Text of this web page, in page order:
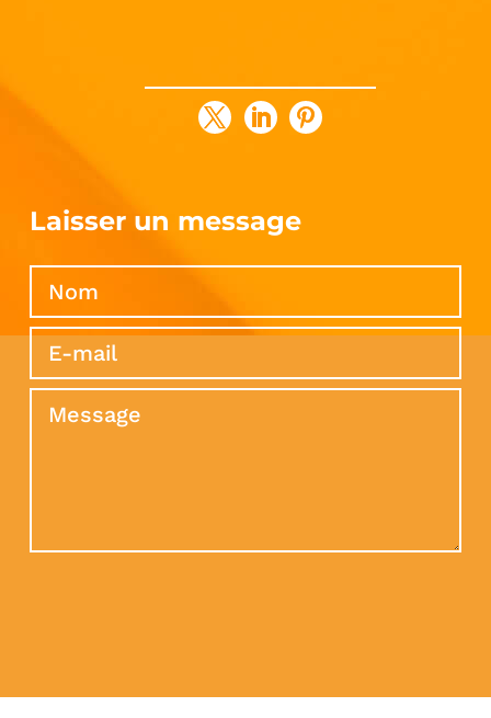
Laisser un message